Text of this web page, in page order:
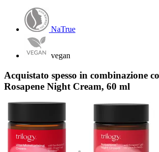
NaTrue
vegan
Acquistato spesso in combinazione
Rosapene Night Cream, 60 ml